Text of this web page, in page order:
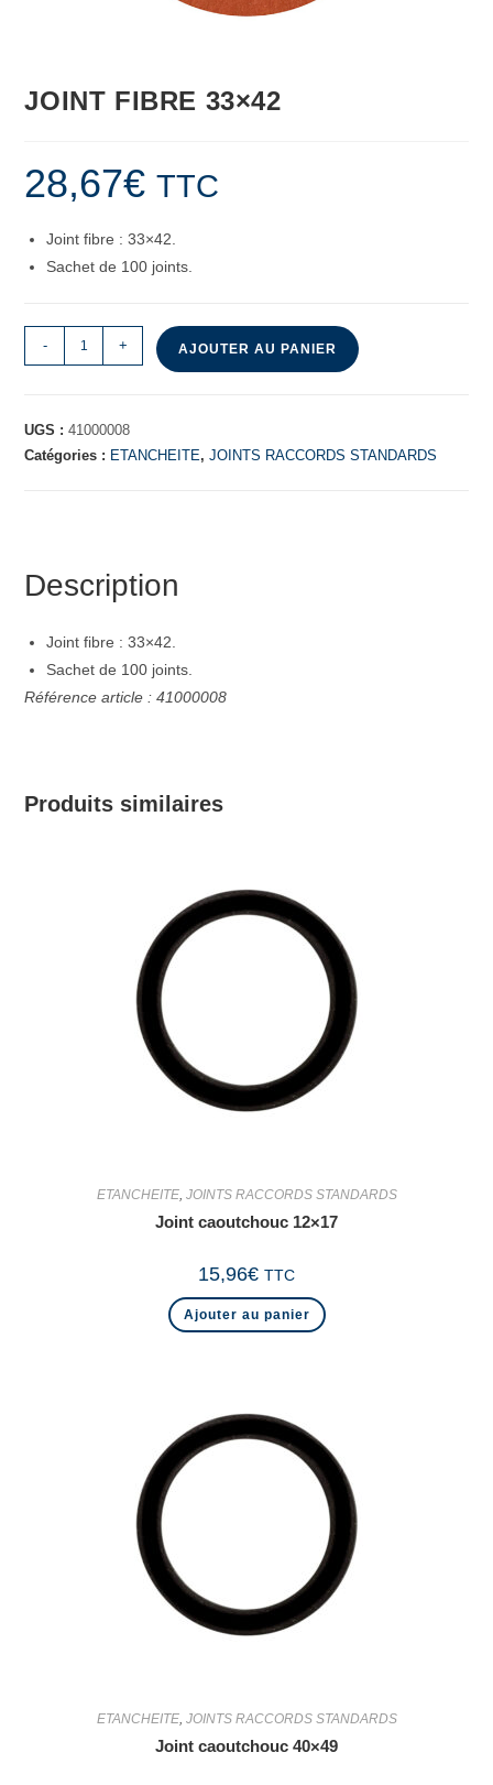
JOINT FIBRE 33×42
28,67€ TTC
Joint fibre : 33×42.
Sachet de 100 joints.
- + AJOUTER AU PANIER
UGS :41000008
Catégories : ETANCHEITE,JOINTS RACCORDS STANDARDS
Description
Joint fibre : 33×42.
Sachet de 100 joints.
Référence article : 41000008
Produits similaires
ETANCHEITE, JOINTS RACCORDS STANDARDS
Joint caoutchouc 12×17
15,96€ TTC
Ajouter au panier
ETANCHEITE, JOINTS RACCORDS STANDARDS
Joint caoutchouc 40×49